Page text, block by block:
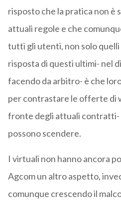
risposto che la pratica non è
attuali regole e che
tutti gli utenti, non solo
risposta di questi ultimi- nel
facendo da arbitro- è che
per contrastare le offerte di
fronte degli attuali contratti-
possono scendere.
I virtuali non hanno ancora
Agcom un altro aspetto,
comunque crescendo il